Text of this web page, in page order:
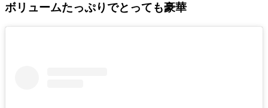
ボリュームたっぷりでとっても豪華